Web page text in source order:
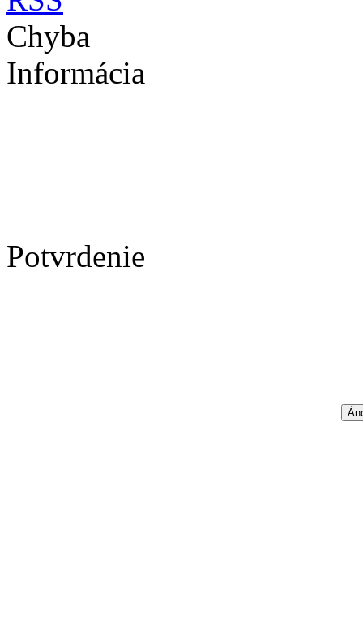
Chyba
Informácia
Potvrdenie